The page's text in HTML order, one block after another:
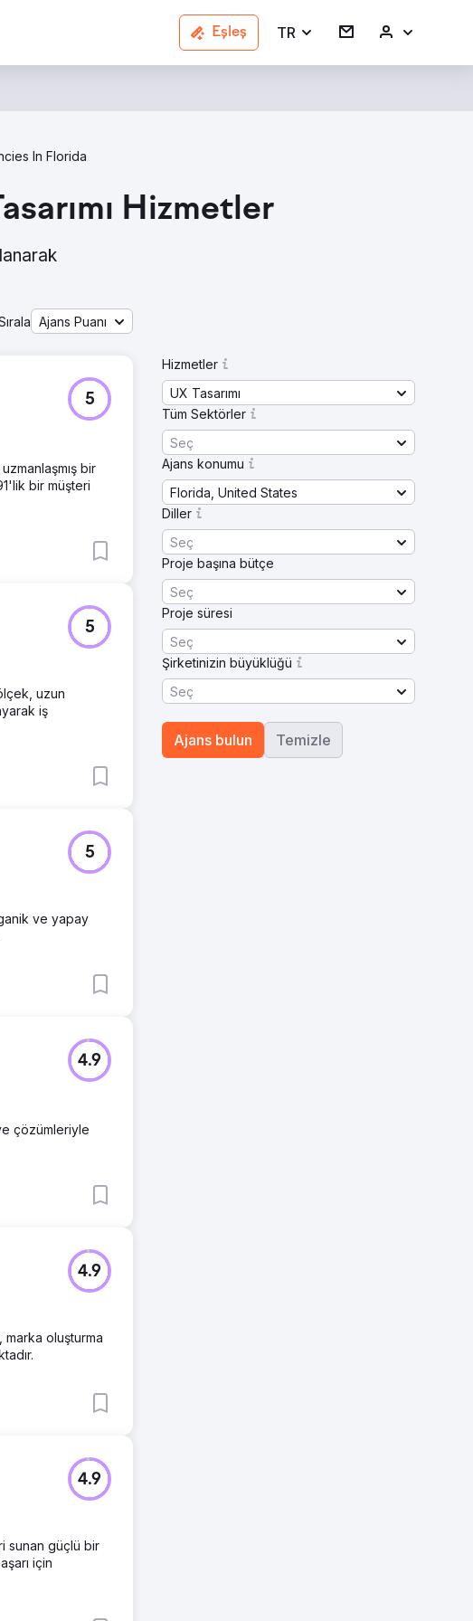
Eşleş TR
In Florida
Hizmetler
Ajans Puanı
5
bir
bir müşteri
5
uzun
iş
5
ve yapay
4.9
çözümleriyle
4.9
marka oluşturma
4.9
sunan güçlü bir
için
Hizmetler
UX Tasarımı
Tüm Sektörler
Seç
Ajans konumu
Florida, United States
Diller
Seç
Proje başına bütçe
Seç
Proje süresi
Seç
Şirketinizin büyüklüğü
Seç
Ajans bulun Temizle